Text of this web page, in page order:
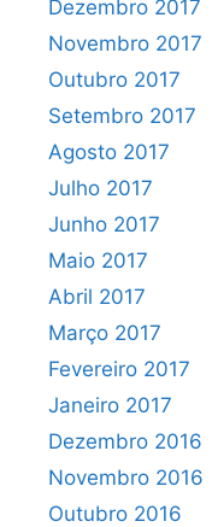
Dezembro 2017
Novembro 2017
Outubro 2017
Setembro 2017
Agosto 2017
Julho 2017
Junho 2017
Maio 2017
Abril 2017
Março 2017
Fevereiro 2017
Janeiro 2017
Dezembro 2016
Novembro 2016
Outubro 2016